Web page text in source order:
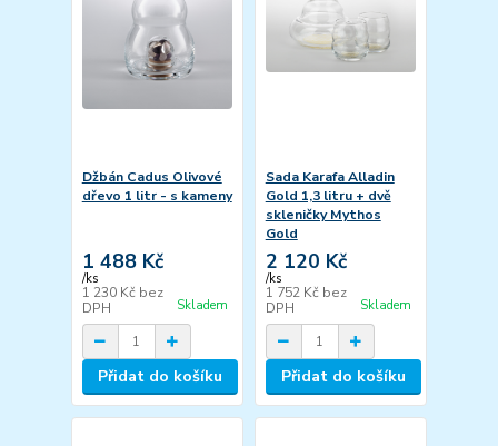
Džbán Cadus Olivové
dřevo 1 litr - s kameny
1 488 Kč
/ks
1 230 Kč bez
DPH
Skladem
Přidat do košíku
Sada Karafa Alladin
Gold 1,3 litru + dvě
skleničky Mythos
Gold
2 120 Kč
/ks
1 752 Kč bez
DPH
Skladem
Přidat do košíku